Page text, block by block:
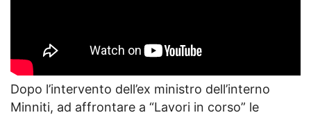
Dopo l’intervento dell’ex ministro dell’interno
Minniti, ad affrontare a “Lavori in corso” le